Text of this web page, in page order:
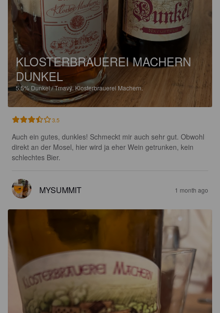
KLOSTERBRAUEREI MACHERN
DUNKEL
5.5% Dunkel / Tmavý. Klosterbrauerei Machern.
3.5
Auch ein gutes, dunkles! Schmeckt mir auch sehr gut. Obwohl
direkt an der Mosel, hier wird ja eher Wein getrunken, kein
schlechtes Bier.
MYSUMMIT 1 month ago